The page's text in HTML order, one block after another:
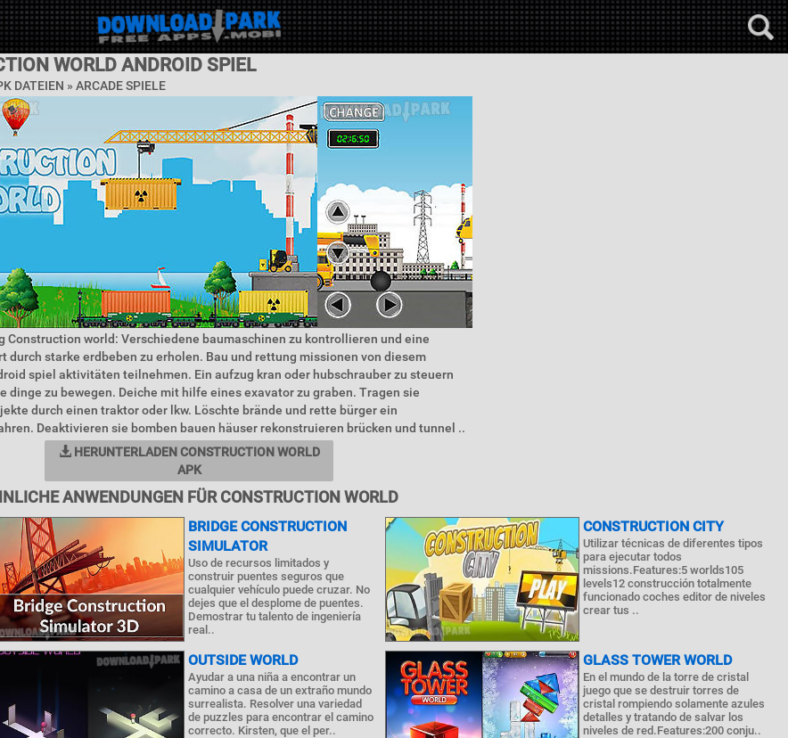
WORLD ANDROID SPIEL
DATEIEN » ARCADE SPIELE
Construction world: Verschiedene baumaschinen zu kontrollieren und eine
durch starke erdbeben zu erholen. Bau und rettung missionen von diesem
spiel aktivitäten teilnehmen. Ein aufzug kran oder hubschrauber zu steuern
dinge zu bewegen. Deiche mit hilfe eines exavator zu graben. Tragen sie
durch einen traktor oder lkw. Löschte brände und rette bürger ein
Deaktivieren sie bomben bauen häuser rekonstruieren brücken und tunnel ..
HERUNTERLADEN CONSTRUCTION WORLD
APK
ANWENDUNGEN FÜR CONSTRUCTION WORLD
BRIDGE CONSTRUCTION
SIMULATOR
Uso de recursos limitados y
construir puentes seguros que
cualquier vehículo puede cruzar. No
dejes que el desplome de puentes.
Demostrar tu talento de ingeniería
real..
CONSTRUCTION CITY
Utilizar técnicas de diferentes tipos
para ejecutar todos
missions.Features:5 worlds105
levels12 construcción totalmente
funcionado coches editor de niveles
crear tus ..
OUTSIDE WORLD
Ayudar a una niña a encontrar un
camino a casa de un extraño mundo
surrealista. Resolver una variedad
de puzzles para encontrar el camino
correcto. Kirsten, que el per..
GLASS TOWER WORLD
En el mundo de la torre de cristal
juego que se destruir torres de
cristal rompiendo solamente azules
detalles y tratando de salvar los
niveles de red.Features:200 conju..